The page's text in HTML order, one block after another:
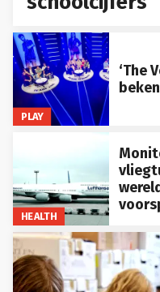
PLAY
‘The
HEALTH